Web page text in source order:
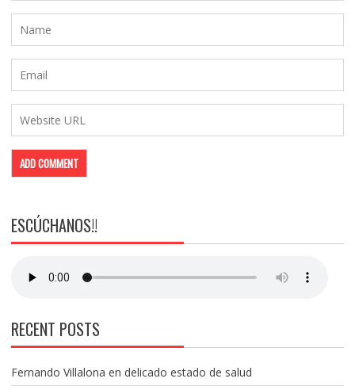
ESCÚCHANOS!!
RECENT POSTS
Fernando Villalona en delicado estado de salud